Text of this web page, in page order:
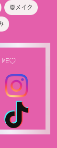
夏メイク
ME♡